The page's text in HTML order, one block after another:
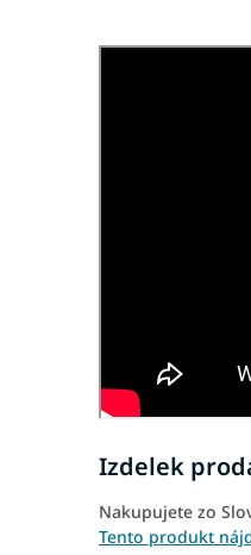
Izdelek
Nakupujete zo
Tento produkt